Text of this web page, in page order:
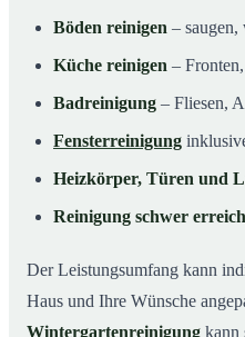
Böden reinigen – saugen,
Küche reinigen –
Badreinigung – Fliesen,
Fensterreinigung
Heizkörper, Türen und
Reinigung schwer
Der Leistungsumfang kann
Haus und Ihre Wünsche
Wintergartenreinigung kann